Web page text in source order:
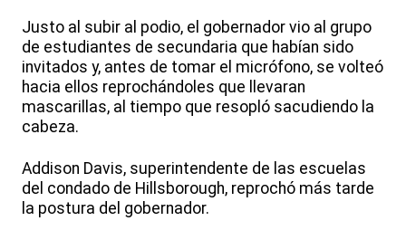
Justo al subir al podio, el gobernador vio al grupo
de estudiantes de secundaria que habían sido
invitados y, antes de tomar el micrófono, se volteó
hacia ellos reprochándoles que llevaran
mascarillas, al tiempo que resopló sacudiendo la
cabeza.
Addison Davis, superintendente de las escuelas
del condado de Hillsborough, reprochó más tarde
la postura del gobernador.